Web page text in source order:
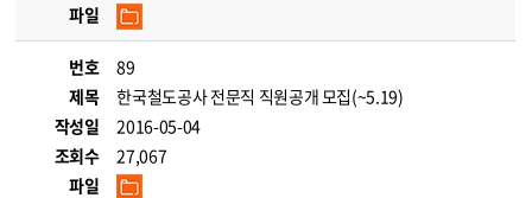
파일
번호
89
제목
한국철도공사 전문직 직원공개 모집(~5.19)
작성일
2016-05-04
조회수
27,067
파일